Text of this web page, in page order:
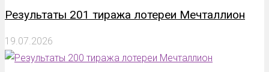
Результаты 201 тиража лотереи Мечталлион
19.07.2026